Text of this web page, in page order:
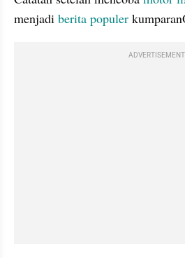
menjadi berita populer
ADVERTISEMENT